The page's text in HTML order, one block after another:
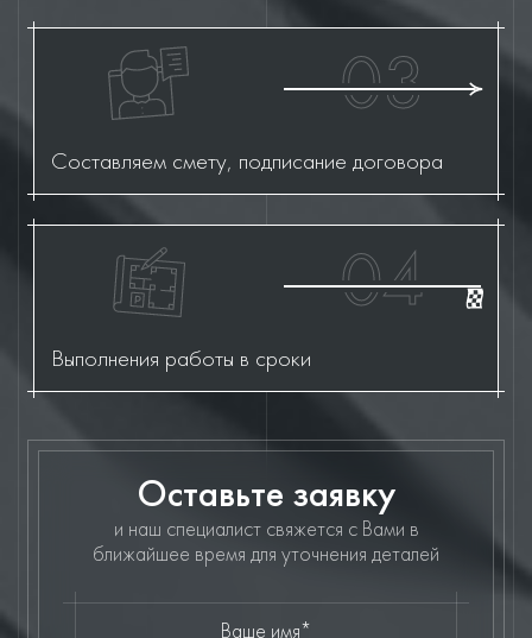
03
Составляем смету, подписание договора
04
Выполнения работы в сроки
Оставьте заявку
и наш специалист свяжется с Вами в
ближайшее время для уточнения деталей
Ваше имя*